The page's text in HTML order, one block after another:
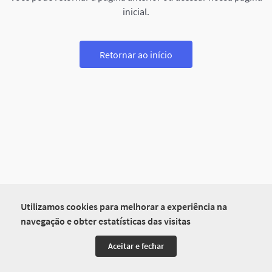
Utilizamos cookies para melhorar a experiência na
navegação e obter estatísticas das visitas
Aceitar e fechar
inicial.
Retornar ao início